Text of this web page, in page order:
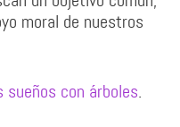
moral de nuestros
sueños con árboles.